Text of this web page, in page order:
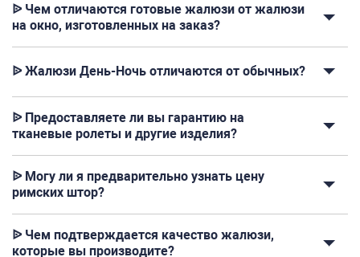
ᐉ Чем отличаются готовые жалюзи от жалюзи
на окно, изготовленных на заказ?
ᐉ Жалюзи День-Ночь отличаются от обычных?
ᐉ Предоставляете ли вы гарантию на
тканевые ролеты и другие изделия?
ᐉ Могу ли я предварительно узнать цену
римских штор?
ᐉ Чем подтверждается качество жалюзи,
которые вы производите?